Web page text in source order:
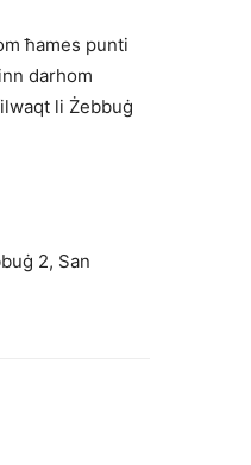
ħames punti
darhom
li Żebbuġ
2, San